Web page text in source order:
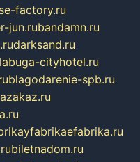
factory.ru
jun.rubandamn.ru
darksand.ru
cityhotel.ru
blagodarenie-spb.ru
biletnadom.ru